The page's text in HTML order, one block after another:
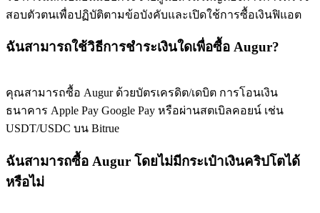
BTC New User Exclusive: 6.5% APR
สอบตัวตนเพื่อปฏิบัติตามข้อบังคับและเปิดใช้การซื้อเงินฟิแอต
ฉันสามารถใช้วิธีการชำระเงินใดเพื่อซื้อ Augur?
คุณสามารถซื้อ Augur ด้วยบัตรเครดิต/เดบิต การโอนเงิน
ธนาคาร Apple Pay Google Pay หรือผ่านสตเบิลคอยน์ เช่น
USDT/USDC บน Bitrue
ฉันสามารถซื้อ Augur โดยไม่มีกระเป๋าเงินคริปโตได้
หรือไม่